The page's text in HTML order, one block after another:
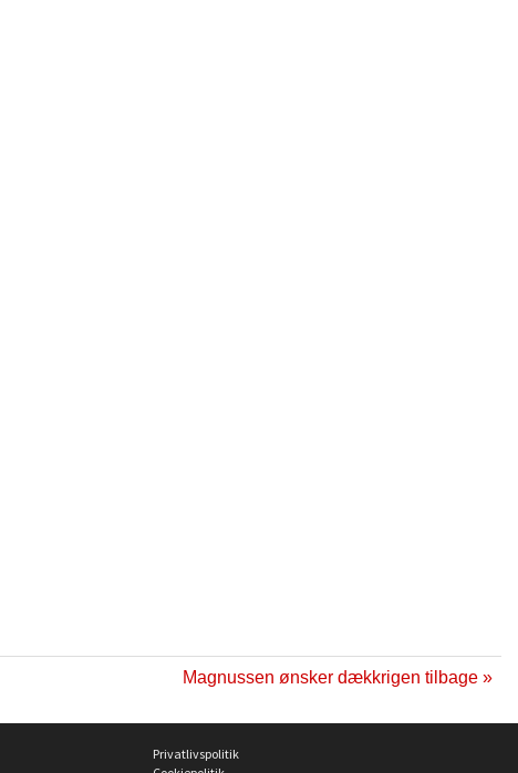
Magnussen ønsker dækkrigen tilbage »
Privatlivspolitik